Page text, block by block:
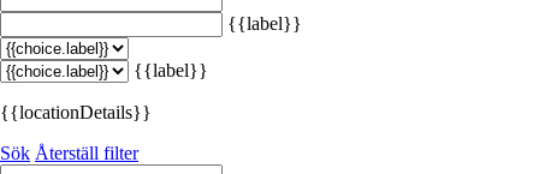
{{label}}
{{label}}
{{locationDetails}}
Sök Återställ filter